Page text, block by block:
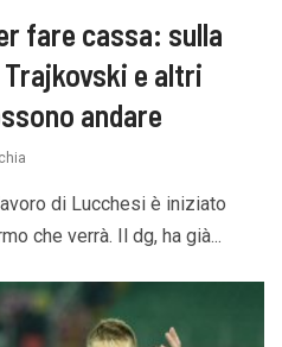
fare cassa: sulla
e altri
andare
di Lucchesi è iniziato
che verrà. Il dg, ha già...